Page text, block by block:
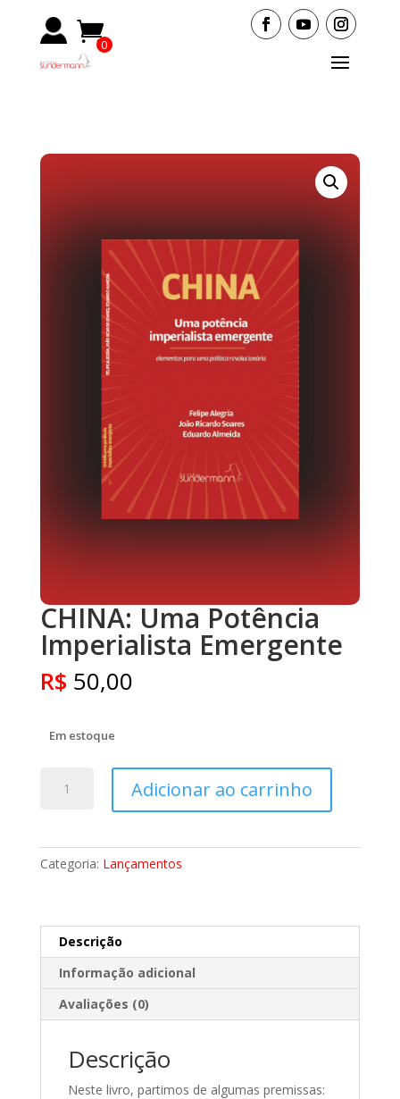
0
CHINA: Uma Potência
Imperialista Emergente
R$ 50,00
Em estoque
Emergente
Adicionar ao carrinho
Categoria: Lançamentos
Descrição
Informação adicional
Avaliações (0)
Descrição
Neste livro, partimos de algumas premissas: